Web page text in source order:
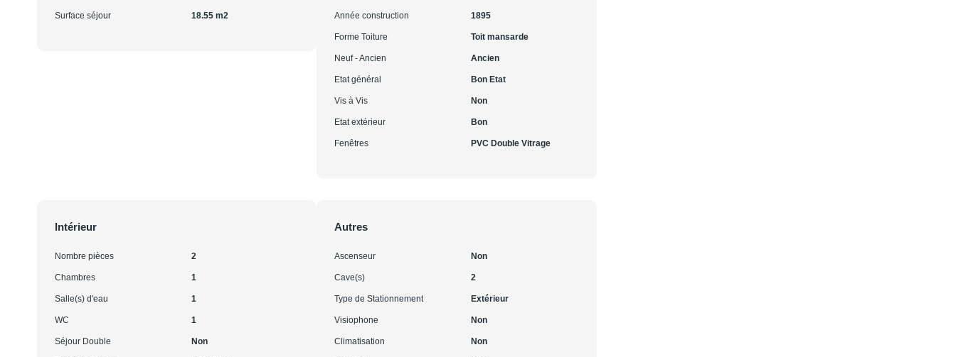
Surface séjour 18.55 m2 Année construction 1895
Forme Toiture Toit mansarde
Neuf - Ancien Ancien
Etat général Bon Etat
Vis à Vis Non
Etat extérieur Bon
Fenêtres PVC Double Vitrage
Intérieur
Nombre pièces 2
Chambres 1
Salle(s) d'eau 1
WC 1
Séjour Double Non
Autres
Ascenseur Non
Cave(s) 2
Type de Stationnement Extérieur
Visiophone Non
Climatisation Non